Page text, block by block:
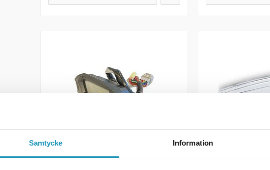
Samtycke Information
CF MOTO